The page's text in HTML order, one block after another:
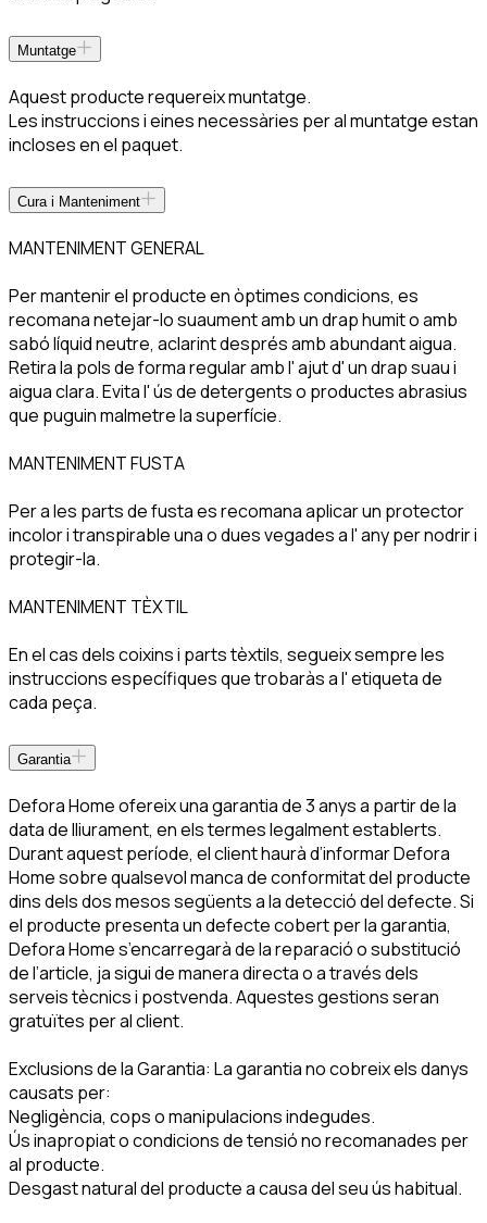
Muntatge
Aquest producte requereix muntatge.
Les instruccions i eines necessàries per al muntatge estan
incloses en el paquet.
Cura i Manteniment
MANTENIMENT GENERAL
Per mantenir el producte en òptimes condicions, es
recomana netejar-lo suaument amb un drap humit o amb
sabó líquid neutre, aclarint després amb abundant aigua.
Retira la pols de forma regular amb l' ajut d' un drap suau i
aigua clara. Evita l' ús de detergents o productes abrasius
que puguin malmetre la superfície.
MANTENIMENT FUSTA
Per a les parts de fusta es recomana aplicar un protector
incolor i transpirable una o dues vegades a l' any per nodrir i
protegir-la.
MANTENIMENT TÈXTIL
En el cas dels coixins i parts tèxtils, segueix sempre les
instruccions específiques que trobaràs a l' etiqueta de
cada peça.
Garantia
Defora Home ofereix una garantia de 3 anys a partir de la
data de lliurament, en els termes legalment establerts.
Durant aquest període, el client haurà d’informar Defora
Home sobre qualsevol manca de conformitat del producte
dins dels dos mesos següents a la detecció del defecte. Si
el producte presenta un defecte cobert per la garantia,
Defora Home s’encarregarà de la reparació o substitució
de l’article, ja sigui de manera directa o a través dels
serveis tècnics i postvenda. Aquestes gestions seran
gratuïtes per al client.
Exclusions de la Garantia: La garantia no cobreix els danys
causats per:
Negligència, cops o manipulacions indegudes.
Ús inapropiat o condicions de tensió no recomanades per
al producte.
Desgast natural del producte a causa del seu ús habitual.